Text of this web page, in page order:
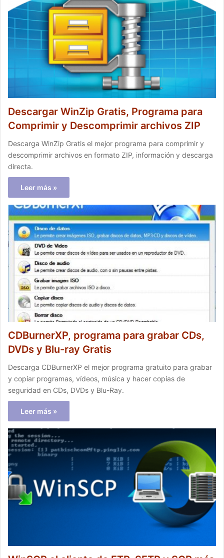
Descargar WinZip Gratis, Programa para
Comprimir y Descomprimir archivos ZIP
Descarga WinZip Gratis el mejor programa para comprimir y
descomprimir archivos en formato ZIP, información y descarga
directa.
Leer más »
CDBurnerXP, programa para grabar CDs,
DVDs y Blu-ray Gratis
Descarga CDBurnerXP el mejor programa gratuito para grabar
y copiar programas, vídeos, música y hacer copias de
seguridad en CDs, DVDs y Blu-Ray.
Leer más »